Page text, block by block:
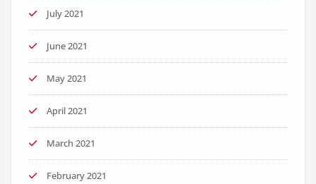
July 2021
June 2021
May 2021
April 2021
March 2021
February 2021